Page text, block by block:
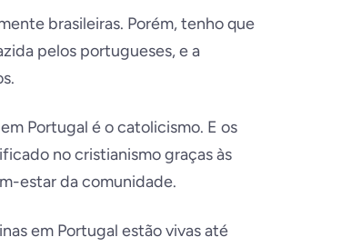
brasileiras. Porém, tenho que
pelos portugueses, e a
Portugal é o catolicismo. E os
no cristianismo graças às
estar da comunidade.
em Portugal estão vivas até